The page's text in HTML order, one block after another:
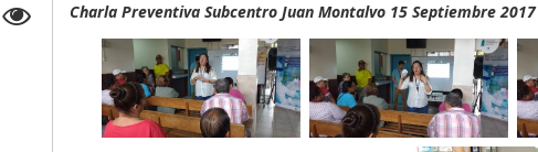
Charla Preventiva Subcentro Juan Montalvo 15 Septiembre 2017